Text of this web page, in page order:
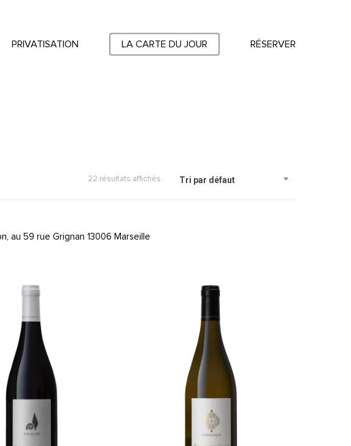
PRIVATISATION LA CARTE DU JOUR RÉSERVER
Tri par défaut
22 résultats affichés
au 59 rue Grignan 13006 Marseille